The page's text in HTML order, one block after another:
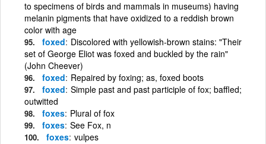
to specimens of birds and mammals in museums) having
melanin pigments that have oxidized to a reddish brown
color with age
foxed Discolored with yellowish-brown stains: "Their
set of George Eliot was foxed and buckled by the rain"
(John Cheever)
foxed Repaired by foxing; as, foxed boots
foxed Simple past and past participle of fox; baffled;
outwitted
foxes Plural of fox
foxes See Fox, n
foxes vulpes